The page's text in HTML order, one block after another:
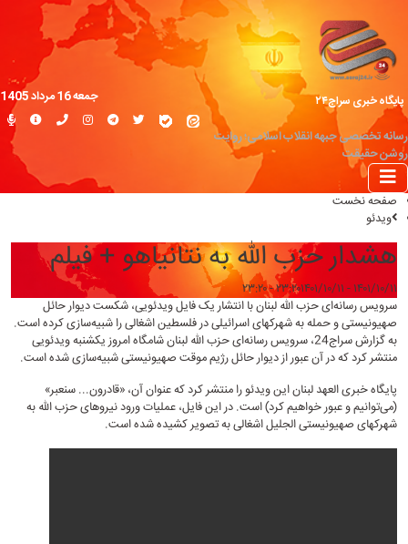
پایگاه خبری سراج۲۴
رسانه تخصصی جبهه انقلاب اسلامی؛ روایت
روشن حقیقت
جمعه 16 مرداد 1405
صفحه نخست
ویدئو
هشدار حزب الله به نتانیاهو + فیلم
۱۴۰۱/۱۰/۱۱ - ۲۳:۲۰ ۱۴۰۱/۱۰/۱۱ - ۲۳:۲۰
سرویس رسانه‌ای حزب الله لبنان با انتشار یک فایل ویدئویی، شکست دیوار حائل
صهیونیستی و حمله به شهرکهای اسرائیلی در فلسطین اشغالی را شبیه‌سازی کرده است.
به گزارشسراج24
، سرویس رسانه‌ای حزب الله لبنان شامگاه امروز یکشنبه ویدئویی
منتشر کرد که در آن عبور از دیوار حائل رژیم موقت صهیونیستی شبیه‌سازی شده است.
پایگاه خبری العهد لبنان این ویدئو را منتشر کرد که عنوان آن، «قادرون... سنعبر»
(می‌توانیم و عبور خواهیم کرد) است. در این فایل، عملیات ورود نیروهای حزب الله به
شهرکهای صهیونیستی الجلیل اشغالی به تصویر کشیده شده است.